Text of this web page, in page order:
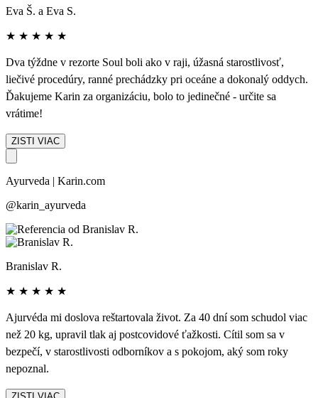
Eva Š. a Eva S.
★ ★ ★ ★ ★
Dva týždne v rezorte Soul boli ako v raji, úžasná starostlivosť,
liečivé procedúry, ranné prechádzky pri oceáne a dokonalý oddych.
Ďakujeme Karin za organizáciu, bolo to jedinečné - určite sa
vrátime!
ZISTI VIAC
Ayurveda | Karin.com
@karin_ayurveda
Branislav R.
★ ★ ★ ★ ★
Ajurvéda mi doslova reštartovala život. Za 40 dní som schudol viac
než 20 kg, upravil tlak aj postcovidové ťažkosti. Cítil som sa v
bezpečí, v starostlivosti odborníkov a s pokojom, aký som roky
nepoznal.